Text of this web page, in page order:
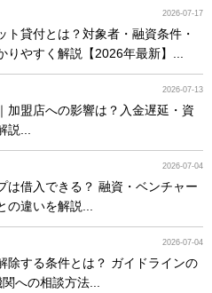
2026-07-17
ト貸付とは？対象者・融資条件・
りやすく解説【2026年最新】...
2026-07-13
加盟店への影響は？入金遅延・資
説...
2026-07-04
は借入できる？ 融資・ベンチャー
の違いを解説...
2026-07-04
除する条件とは？ ガイドラインの
への相談方法...